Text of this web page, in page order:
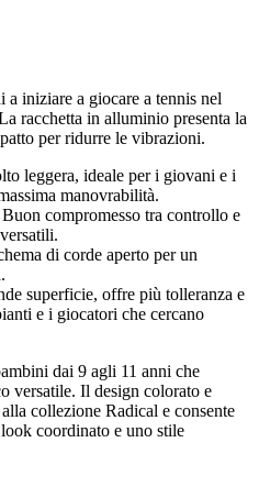
iniziare a giocare a tennis nel
racchetta in alluminio presenta la
per ridurre le vibrazioni.
leggera, ideale per i giovani e i
manovrabilità.
compromesso tra controllo e
di corde aperto per un
superficie, offre più tolleranza e
e i giocatori che cercano
dai 9 agli 11 anni che
versatile. Il design colorato e
collezione Radical e consente
coordinato e uno stile